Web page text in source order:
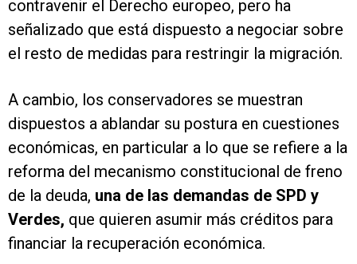
contravenir el Derecho europeo, pero ha
señalizado que está dispuesto a negociar sobre
el resto de medidas para restringir la migración.
A cambio, los conservadores se muestran
dispuestos a ablandar su postura en cuestiones
económicas, en particular a lo que se refiere a la
reforma del mecanismo constitucional de freno
de la deuda, una de las demandas de SPD y
Verdes, que quieren asumir más créditos para
financiar la recuperación económica.